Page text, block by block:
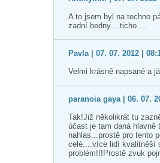
A to jsem byl na techno
zadní bedny....ticho....
Pavla | 07. 07. 2012 |
Velmi krásně napsané a
paranoia gaya | 06. 07.
Tak!Již několikrát tu
účast je tam daná
nahlas...prostě pro tento
celé....více lidí kvalitněší
problém!!!Prostě zvuk